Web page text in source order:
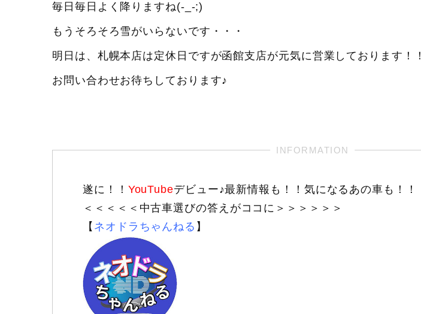
毎日毎日よく降りますね(-_-;)
もうそろそろ雪がいらないです・・・
明日は、札幌本店は定休日ですが函館支店が元気に営業しております！！
お問い合わせお待ちしております♪
遂に！！ YouTubeデビュー♪最新情報も！！気になるあの車も！！
＜＜＜＜＜中古車選びの答えがココに＞＞＞＞＞＞
【 ネオドラちゃんねる 】